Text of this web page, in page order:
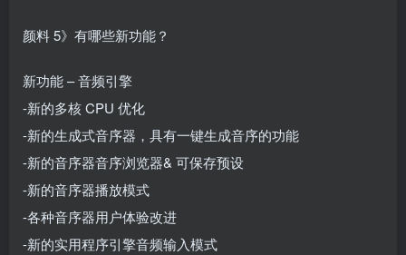
颜料 5》有哪些新功能？
新功能 – 音频引擎
-新的多核 CPU 优化
-新的生成式音序器，具有一键生成音序的功能
-新的音序器音序浏览器& 可保存预设
-新的音序器播放模式
-各种音序器用户体验改进
-新的实用程序引擎音频输入模式